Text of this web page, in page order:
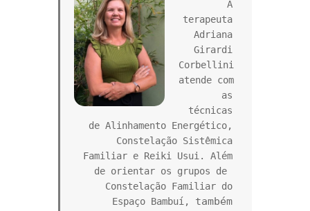
A
terapeuta
Adriana
Girardi
Corbellini
atende com
as
técnicas
de Alinhamento Energético,
Constelação Sistêmica
Familiar e Reiki Usui. Além
de orientar os grupos de
Constelação Familiar do
Espaço Bambuí, também